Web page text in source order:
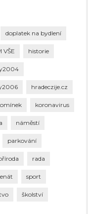
doplatek na bydlení
VŠE historie
hradeczije.cz
koronavirus
náměstí
parkování
rada
sport
školství